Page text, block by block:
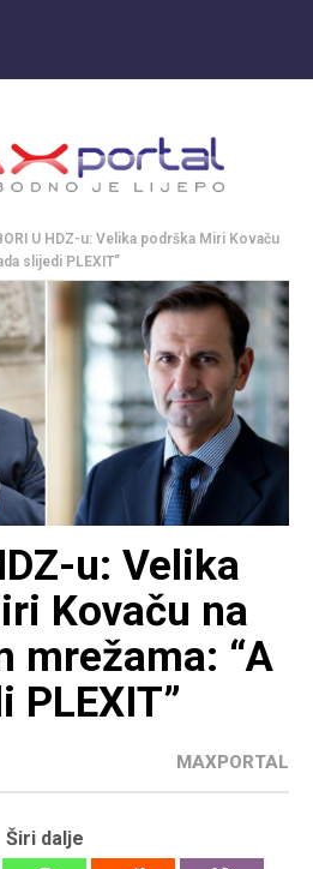
U HDZ-u: Velika podrška Miri Kovaču
slijedi PLEXIT”
u: Velika
Kovaču na
mrežama: “A
PLEXIT”
MAXPORTAL
Širi dalje